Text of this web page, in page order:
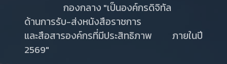
กองกลาง "เป็นองค์กรดิจิทัล
ด้านการรับ-ส่งหนังสือราชการ
และสือสารองค์กรที่มีประสิทธิภาพ ภายในปี
2569"